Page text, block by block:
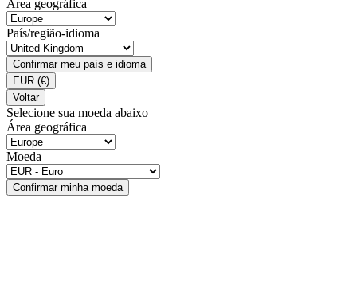
Área geográfica
País/região-idioma
Confirmar meu país e idioma
EUR (€)
Voltar
Selecione sua moeda abaixo
Área geográfica
Moeda
Confirmar minha moeda